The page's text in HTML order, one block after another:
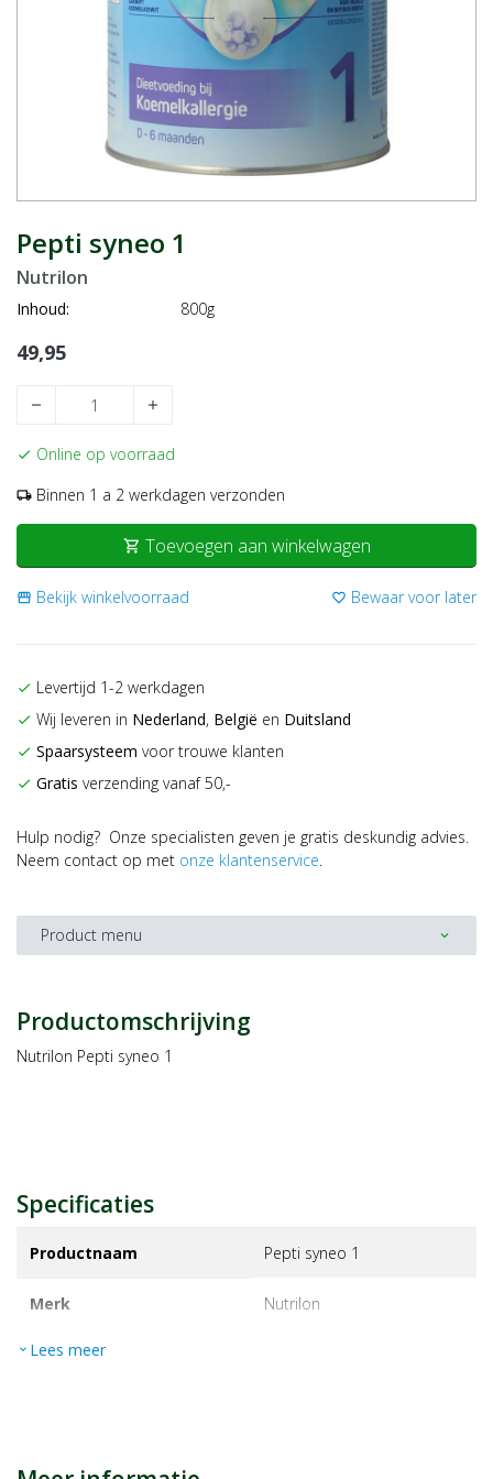
Pepti syneo 1
Nutrilon
Inhoud: 800g
49,95
remove add
check Online op voorraad
local_shipping Binnen 1 a 2 werkdagen verzonden
shopping_cart Toevoegen aan winkelwagen
storefront Bekijk winkelvoorraad favorite_border Bewaar voor later
check Levertijd 1-2 werkdagen
check Wij leveren in Nederland, België en Duitsland
check Spaarsysteem voor trouwe klanten
check Gratis verzending vanaf 50,-
Hulp nodig? Onze specialisten geven je gratis deskundig advies.
Neem contact op met onze klantenservice.
Product menu expand_more
Productomschrijving
Nutrilon Pepti syneo 1
Specificaties
Productnaam Pepti syneo 1
Merk nutrilon
EAN
expand_more Lees meer